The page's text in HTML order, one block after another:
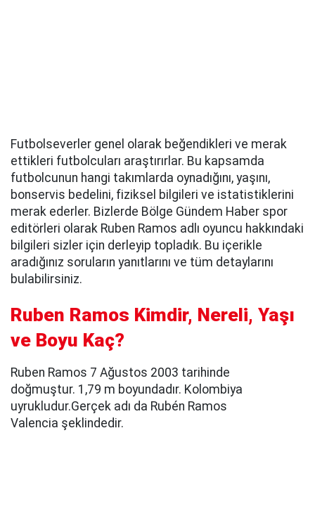
Futbolseverler genel olarak beğendikleri ve merak
ettikleri futbolcuları araştırırlar. Bu kapsamda
futbolcunun hangi takımlarda oynadığını, yaşını,
bonservis bedelini, fiziksel bilgileri ve istatistiklerini
merak ederler. Bizlerde Bölge Gündem Haber spor
editörleri olarak Ruben Ramos adlı oyuncu hakkındaki
bilgileri sizler için derleyip topladık. Bu içerikle
aradığınız soruların yanıtlarını ve tüm detaylarını
bulabilirsiniz.
Ruben Ramos Kimdir, Nereli, Yaşı
ve Boyu Kaç?
Ruben Ramos 7 Ağustos 2003 tarihinde
doğmuştur. 1,79 m boyundadır. Kolombiya
uyrukludur.Gerçek adı da Rubén Ramos
Valencia şeklindedir.